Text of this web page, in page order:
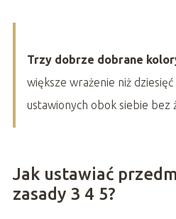
Trzy dobrze dobrane
większe wrażenie niż
ustawionych obok siebie bez
Jak ustawiać
zasady 3 4 5?